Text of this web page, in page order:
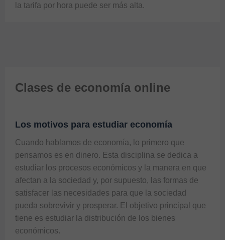
la tarifa por hora puede ser más alta.
Clases de economía online
Los motivos para estudiar economía
Cuando hablamos de economía, lo primero que
pensamos es en dinero. Esta disciplina se dedica a
estudiar los procesos económicos y la manera en que
afectan a la sociedad y, por supuesto, las formas de
satisfacer las necesidades para que la sociedad
pueda sobrevivir y prosperar. El objetivo principal que
tiene es estudiar la distribución de los bienes
económicos.